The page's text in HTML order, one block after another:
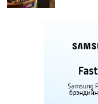
шугамын
сарын